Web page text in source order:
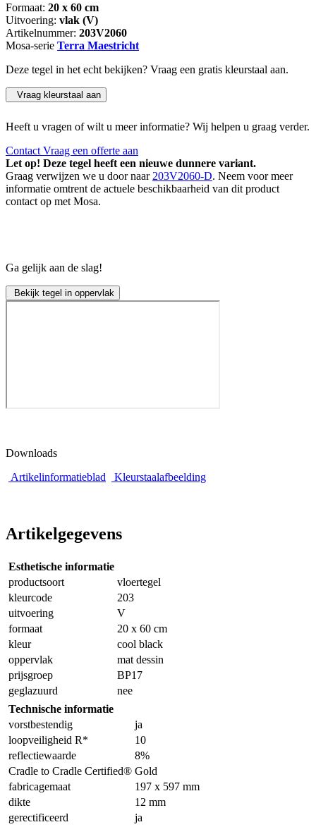
Formaat: 20 x 60 cm
Uitvoering: vlak (V)
Artikelnummer: 203V2060
Mosa-serie Terra Maestricht
Deze tegel in het echt bekijken? Vraag een gratis kleurstaal aan.
Vraag kleurstaal aan
Heeft u vragen of wilt u meer informatie? Wij helpen u graag verder.
Contact Vraag een offerte aan
Let op! Deze tegel heeft een nieuwe dunnere variant.
Graag verwijzen we u door naar 203V2060-D. Neem voor meer
informatie omtrent de actuele beschikbaarheid van dit product
contact op met Mosa.
Ga gelijk aan de slag!
Bekijk tegel in oppervlak
Downloads
Artikelinformatieblad
Kleurstaalafbeelding
Artikelgegevens
Esthetische informatie
productsoort
vloertegel
kleurcode
203
uitvoering
V
formaat
20 x 60 cm
kleur
cool black
oppervlak
mat dessin
prijsgroep
BP17
geglazuurd
nee
Technische informatie
vorstbestendig
ja
loopveiligheid R*
10
reflectiewaarde
8%
Cradle to Cradle Certified® Gold
fabricagemaat
197 x 597 mm
dikte
12 mm
gerectificeerd
ja